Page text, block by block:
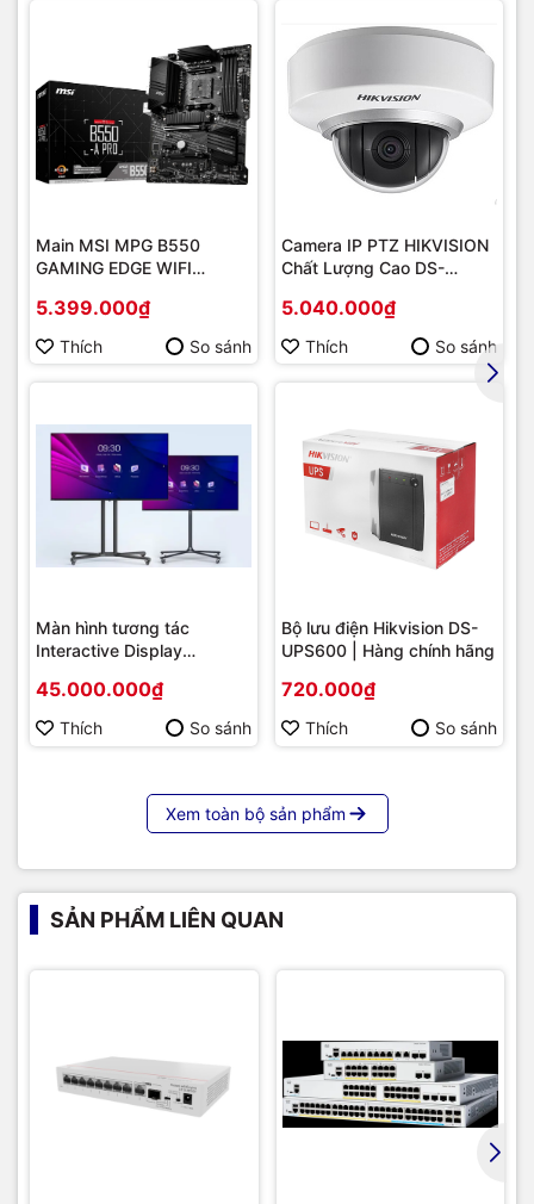
Main MSI MPG B550
GAMING EDGE WIFI
Socket AM4/ VGA
onboard)
5.399.000₫
Thích So sánh
Camera IP PTZ HIKVISION
Chất Lượng Cao DS-
5.040.000₫
Thích So sánh
Màn hình tương tác
Interactive Display
86 | Cấu hình cao cấp |
Hàng chính hãng
45.000.000₫
Thích So sánh
Bộ lưu điện Hikvision DS-
UPS600 | Hàng chính hãng
720.000₫
Thích So sánh
Xem toàn bộ sản phẩm
SẢN PHẨM LIÊN QUAN